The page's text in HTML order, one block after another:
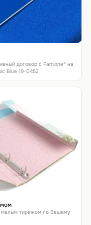
договор с Pantone® на
Blue 19-0452
малым тиражом по Вашему